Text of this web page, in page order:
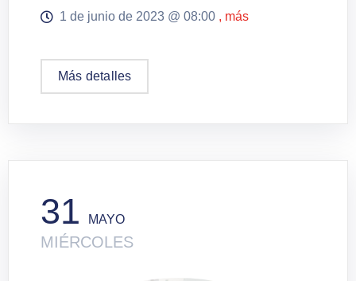
1 de junio de 2023 @ 08:00 , más
Más detalles
31MAYO
MIÉRCOLES